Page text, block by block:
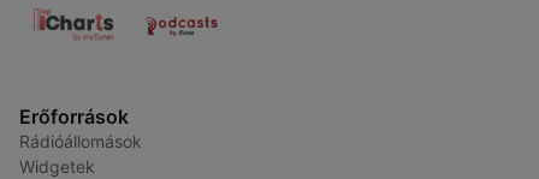
Erőforrások
Rádióállomások
Widgetek